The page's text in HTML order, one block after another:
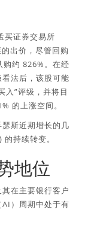
买证券交易所
出价，尽管回购
购约 826%。在经
法后，该股可能
入”评级，并将目
的上涨空间。
斯近期增长的几
持续转变。
地位
在主要银行客户
）周期中处于有